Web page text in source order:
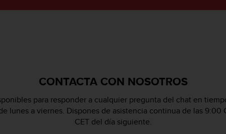
CONTACTA CON NOSOTROS
para responder a cualquier pregunta del chat en
lunes a viernes. Dispones de asistencia continua de las 9:00
CET del día siguiente.